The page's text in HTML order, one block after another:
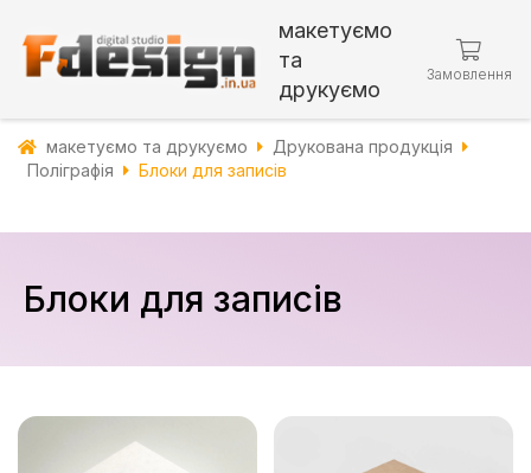
макетуємо
та
друкуємо
Замовлення
макетуємо та друкуємо
Друкована продукція
Поліграфія
Блоки для записів
Блоки для записів